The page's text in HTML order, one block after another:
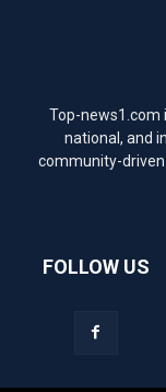
Top-news1.com
national, and
community-
FOLLOW US